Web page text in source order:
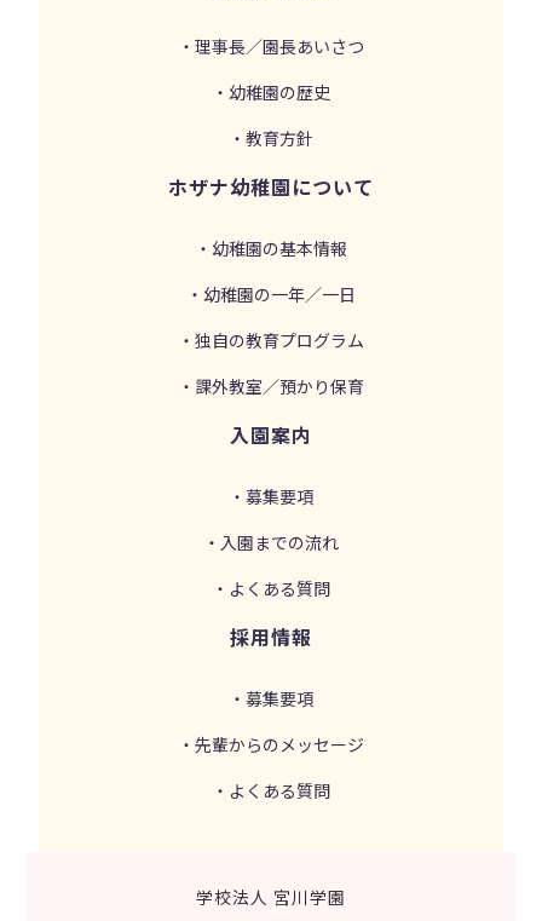
・理事長／園長あいさつ
・幼稚園の歴史
・教育方針
ホザナ幼稚園について
・幼稚園の基本情報
・幼稚園の一年／一日
・独自の教育プログラム
・課外教室／預かり保育
入園案内
・募集要項
・入園までの流れ
・よくある質問
採用情報
・募集要項
・先輩からのメッセージ
・よくある質問
学校法人 宮川学園